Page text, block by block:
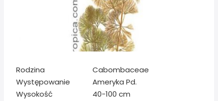
Rodzina
Cabombaceae
Występowanie
Ameryka Pd.
Wysokość
40-100 cm